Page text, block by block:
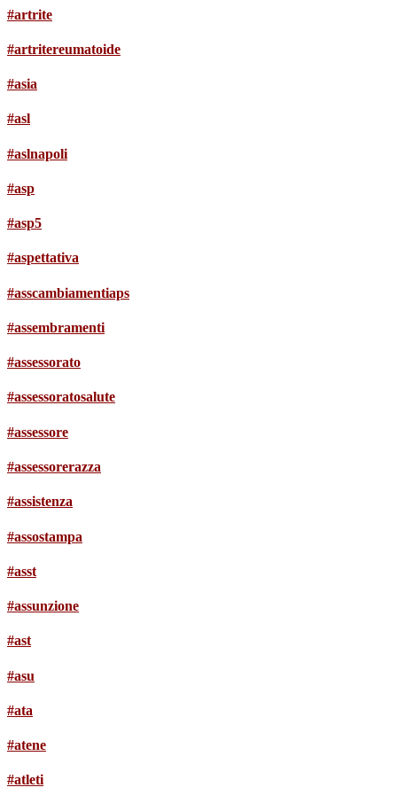
#artrite
#artritereumatoide
#asia
#asl
#aslnapoli
#asp
#asp5
#aspettativa
#asscambiamentiaps
#assembramenti
#assessorato
#assessoratosalute
#assessore
#assessorerazza
#assistenza
#assostampa
#asst
#assunzione
#ast
#asu
#ata
#atene
#atleti